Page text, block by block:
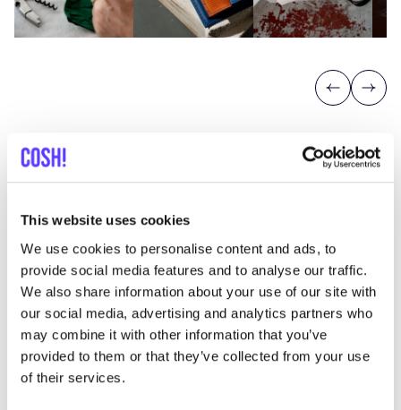
This website uses cookies
We use cookies to personalise content and ads, to
provide social media features and to analyse our traffic.
We also share information about your use of our site with
our social media, advertising and analytics partners who
may combine it with other information that you’ve
provided to them or that they’ve collected from your use
of their services.
Previous
Next
Descubra dónde comprar Elise
Verdegem
Muestra todas las 1 tiendas